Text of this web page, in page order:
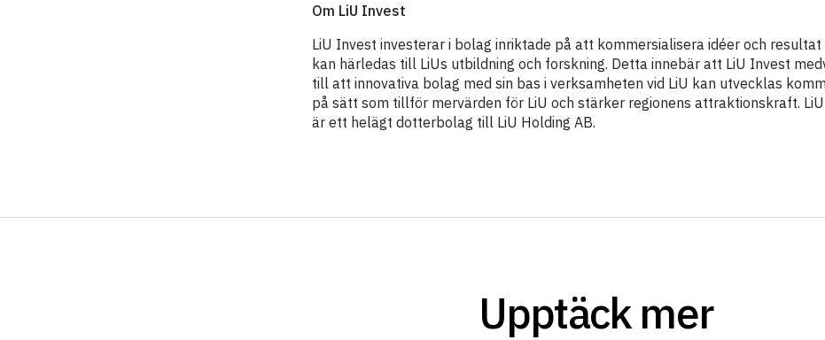
Om LiU Invest
LiU Invest investerar i bolag inriktade på att kommersialisera idéer och resultat
kan härledas till LiUs utbildning och forskning. Detta innebär att LiU Invest
till att innovativa bolag med sin bas i verksamheten vid LiU kan utvecklas
på sätt som tillför mervärden för LiU och stärker regionens attraktionskraft.
är ett helägt dotterbolag till LiU Holding AB.
Upptäck mer